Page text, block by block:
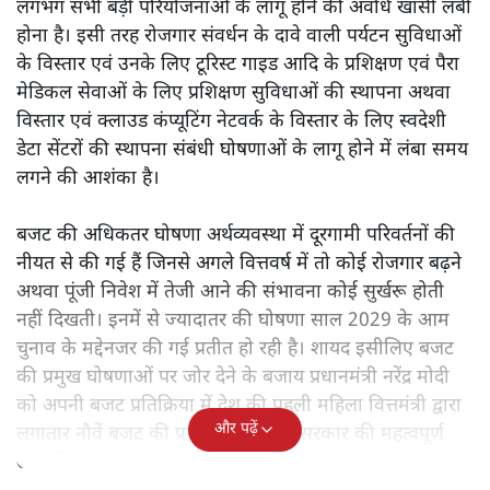
की आलोचनात्मक पड़ताल।
केंद्रीय वित्तमंत्री निर्मला सीतारमण द्वारासंसद में प्रस्तुत साल
2026—27 का केंद्रीय बजट बीजेपी और प्रधानमंत्री नरेंद्र मोदी
है। बजट में अधिकांश योजनाओं का साल—दो साल में तो
अर्थव्यवस्था पर कोई असर दिखता प्रतीत नहीं होता। इसकी वजह
दुर्लभ खनिज गलियारे से लेकर नए जलमार्गों के विकास तक
लगभग सभी बड़ी परियोजनाओं के लागू होने की अवधि खासी लंबी
होना है। इसी तरह रोजगार संवर्धन के दावे वाली पर्यटन सुविधाओं
के विस्तार एवं उनके लिए टूरिस्ट गाइड आदि के प्रशिक्षण एवं पैरा
मेडिकल सेवाओं के लिए प्रशिक्षण सुविधाओं की स्थापना अथवा
विस्तार एवं क्लाउड कंप्यूटिंग नेटवर्क के विस्तार के लिए स्वदेशी
डेटा सेंटरों की स्थापना संबंधी घोषणाओं के लागू होने में लंबा समय